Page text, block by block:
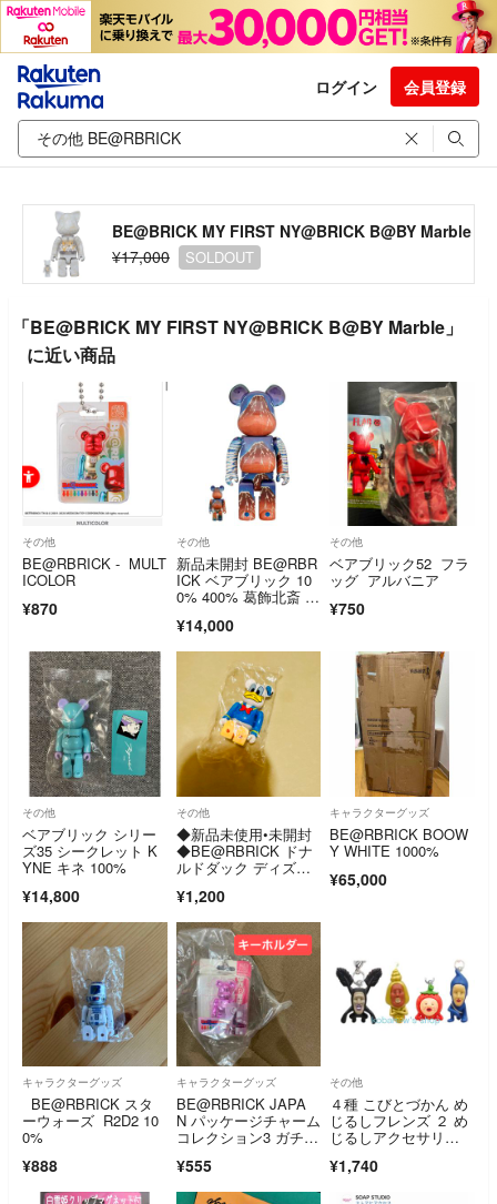
ログイン 会員登録
BE@BRICK MY FIRST NY@BRICK B@BY Marble
¥17,000
SOLDOUT
「BE@BRICK MY FIRST NY@BRICK B@BY Marble」
に近い商品
その他
BE@RBRICK - MULT
ICOLOR
¥870
その他
新品未開封 BE@RBR
ICK ベアブリック 10
0% 400% 葛飾北斎 富
晴 すみだ北斎美術館
¥14,000
その他
ベアブリック52 フラ
ッグ アルバニア
¥750
その他
ベアブリック シリー
ズ35 シークレット K
YNE キネ 100%
¥14,800
その他
◆新品未使用•未開封
◆BE@RBRICK ドナ
ルドダック ディズニ
¥1,200
キャラクターグッズ
BE@RBRICK BOOW
Y WHITE 1000%
¥65,000
キャラクターグッズ
BE@RBRICK スタ
ーウォーズ R2D2 10
0%
¥888
キャラクターグッズ
BE@RBRICK JAPA
N パッケージチャーム
コレクション3 ガチャ
ー ガチャ key holder
¥555
その他
４種 こびとづかん め
じるしフレンズ ２ め
じるしアクセサリ
ガチャ
¥1,740